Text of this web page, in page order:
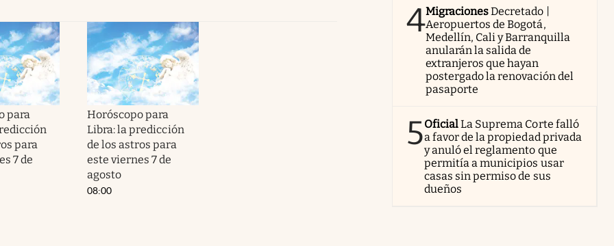
para
para
7 de
Horóscopo para
Libra: la predicción
de los astros para
este viernes 7 de
agosto
08:00
4MigracionesDecretado |
Aeropuertos de Bogotá,
Medellín, Cali y Barranquilla
anularán la salida de
extranjeros que hayan
postergado la renovación del
pasaporte
5OficialLa Suprema Corte falló
a favor de la propiedad privada
y anuló el reglamento que
permitía a municipios usar
casas sin permiso de sus
dueños